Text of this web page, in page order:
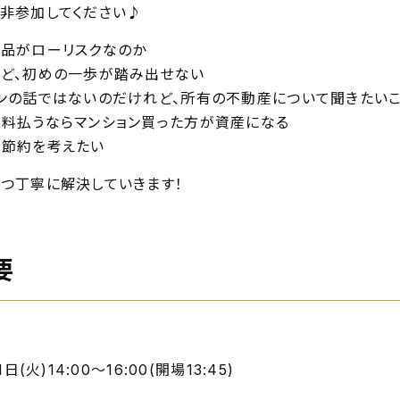
参加してください♪
がローリスクなのか
、初めの一歩が踏み出せない
の話ではないのだけれど、所有の不動産について聞きたい
払うならマンション買った方が資産になる
約を考えたい
丁寧に解決していきます！
日(火)14:00～16:00(開場13:45)